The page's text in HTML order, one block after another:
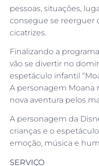
pessoas, situações,
consegue se reerguer
cicatrizes.
Finalizando a
vão se divertir no
espetáculo infantil
A personagem Moana
nova aventura pelos
A personagem da
crianças e o
emoção, música e
SERVIÇO